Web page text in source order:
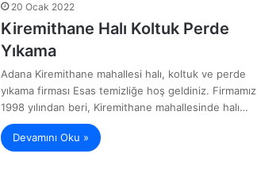
20 Ocak 2022
Kiremithane Halı Koltuk Perde
Yıkama
Adana Kiremithane mahallesi halı, koltuk ve perde
yıkama firması Esas temizliğe hoş geldiniz. Firmamız
1998 yılından beri, Kiremithane mahallesinde halı…
Devamını Oku »